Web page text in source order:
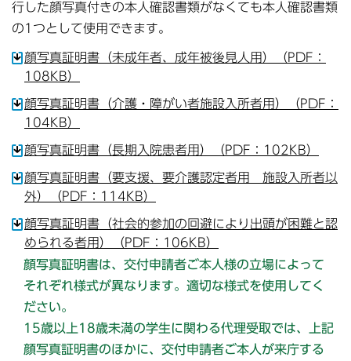
行した顔写真付きの本人確認書類がなくても本人確認書類
の1つとして使用できます。
顔写真証明書（未成年者、成年被後見人用）（PDF：
108KB）
顔写真証明書（介護・障がい者施設入所者用）（PDF：
104KB）
顔写真証明書（長期入院患者用）（PDF：102KB）
顔写真証明書（要支援、要介護認定者用 施設入所者以
外）（PDF：114KB）
顔写真証明書（社会的参加の回避により出頭が困難と認
められる者用）（PDF：106KB）
顔写真証明書は、交付申請者ご本人様の立場によって
それぞれ様式が異なります。適切な様式を使用してく
ださい。
15歳以上18歳未満の学生に関わる代理受取では、上記
顔写真証明書のほかに、交付申請者ご本人が来庁する